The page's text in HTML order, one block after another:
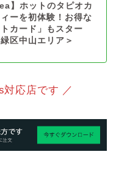
】ホットのタピオカ
ーを初体験！お得な
トカード」もスター
区中山エリア＞
応店です ／